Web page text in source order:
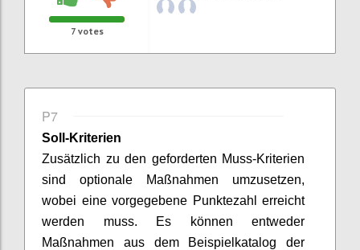
7votes
P7
Soll-Kriterien
Zusätzlich zu den geforderten Muss-Kriterien
sind optionale Maßnahmen umzusetzen,
wobei eine vorgegebene Punktezahl erreicht
werden muss. Es können entweder
Maßnahmen aus dem Beispielkatalog der